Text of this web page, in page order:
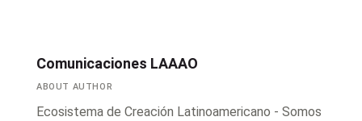
Comunicaciones LAAAO
ABOUT AUTHOR
Ecosistema de Creación Latinoamericano - Somos